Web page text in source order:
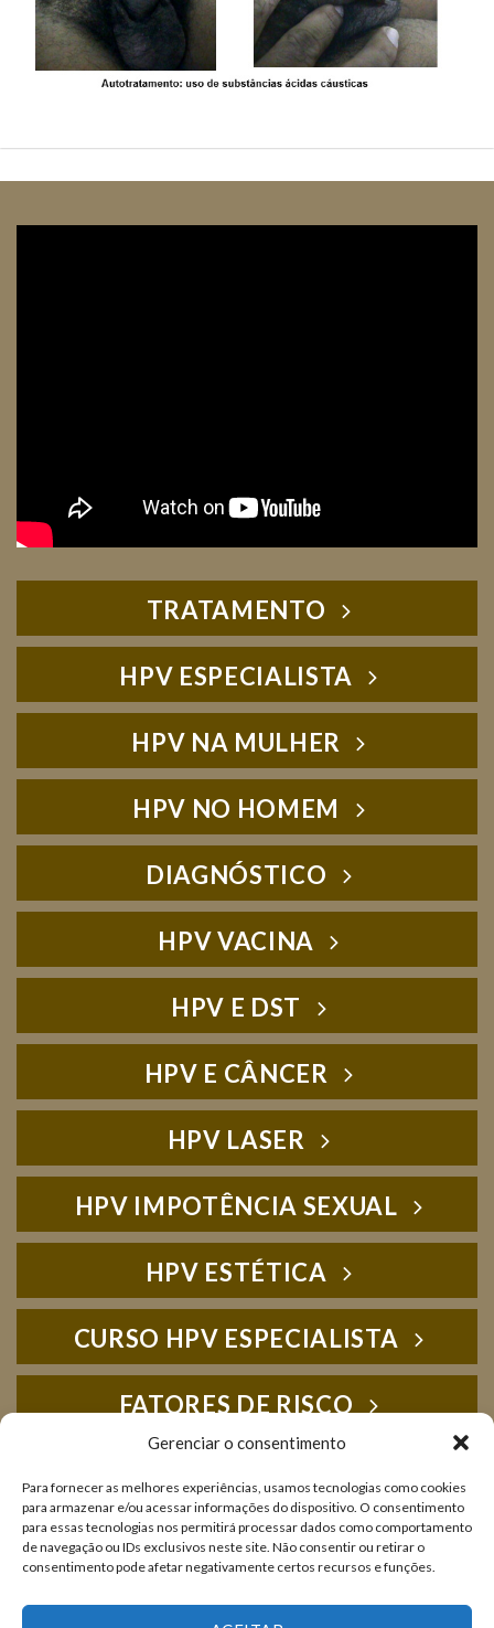
Gerenciar o consentimento
Para fornecer as melhores experiências, usamos tecnologias como cookies
para armazenar e/ou acessar informações do dispositivo. O consentimento
para essas tecnologias nos permitirá processar dados como comportamento
de navegação ou IDs exclusivos neste site. Não consentir ou retirar o
consentimento pode afetar negativamente certos recursos e funções.
TRATAMENTO
HPV ESPECIALISTA
HPV NA MULHER
HPV NO HOMEM
DIAGNÓSTICO
HPV VACINA
HPV E DST
HPV E CÂNCER
HPV LASER
HPV IMPOTÊNCIA SEXUAL
HPV ESTÉTICA
CURSO HPV ESPECIALISTA
FATORES DE RISCO
IMUNOLOGIA
LIVROS E PUBLICAÇÕES